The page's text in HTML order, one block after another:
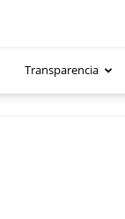
Transparencia